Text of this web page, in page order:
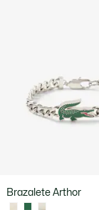
Brazalete Arthor